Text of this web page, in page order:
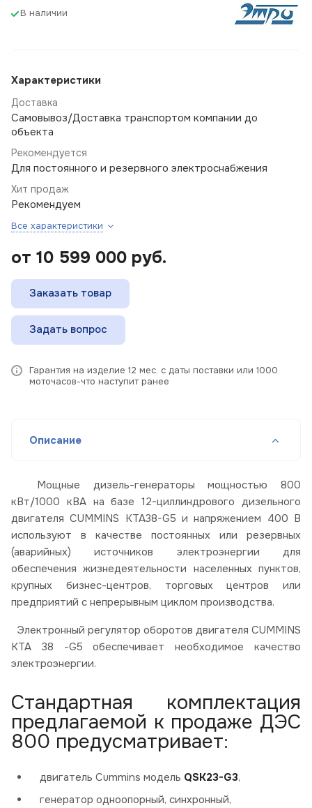
В наличии
Характеристики
Доставка
Самовывоз/Доставка транспортом компании до
объекта
Рекомендуется
Для постоянного и резервного электроснабжения
Хит продаж
Рекомендуем
Все характеристики
от 10 599 000 руб.
Заказать товар
Задать вопрос
Гарантия на изделие 12 мес. с даты поставки или 1000
моточасов-что наступит ранее
Описание
Мощные дизель-генераторы мощностью 800
кВт/1000 кВА на базе 12-циллиндрового дизельного
двигателя CUMMINS KTA38-G5 и напряжением 400 В
используют в качестве постоянных или резервных
(аварийных) источников электроэнергии для
обеспечения жизнедеятельности населенных пунктов,
крупных бизнес-центров, торговых центров или
предприятий с непрерывным циклом производства.
Электронный регулятор оборотов двигателя CUMMINS
KTA 38 -G5 обеспечивает необходимое качество
электроэнергии.
Стандартная комплектация
предлагаемой к продаже ДЭС
800 предусматривает:
двигатель Cummins модель QSK23-G3,
генератор одноопорный, синхронный,